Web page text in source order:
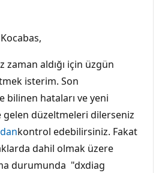
zaman aldığı için üzgün
isterim. Son
bilinen hataları ve yeni
gelen düzeltmeleri dilerseniz
kontrol edebilirsiniz. Fakat
dahil olmak üzere
durumunda "dxdiag